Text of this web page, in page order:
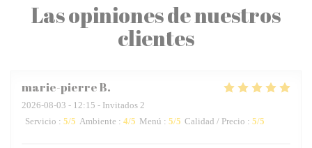
Las opiniones de nuestros
clientes
marie-pierreB
2026-08-03 - 12:15 - Invitados 2
Servicio : 5/5 Ambiente : 4/5 Menú : 5/5 Calidad / Precio : 5/5